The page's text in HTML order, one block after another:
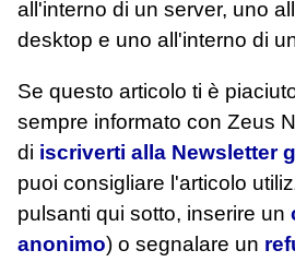
all'interno di un server, uno
desktop e uno all'interno di
Se questo articolo ti è
sempre informato con Zeus
di iscriverti alla Newsletter
puoi consigliare l'articolo
pulsanti qui sotto, inserire un
anonimo) o segnalare un